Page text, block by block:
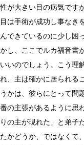
が大きい目の病気です
は手術が成功し事なき
できているのに少し困
し、ここでルカ福音書
いのでしょう。こう理
、主は確かに居られる
かは、彼らにとって問
の主張があるように思
の主が現れた」と弟子
かどうか、ではなくて